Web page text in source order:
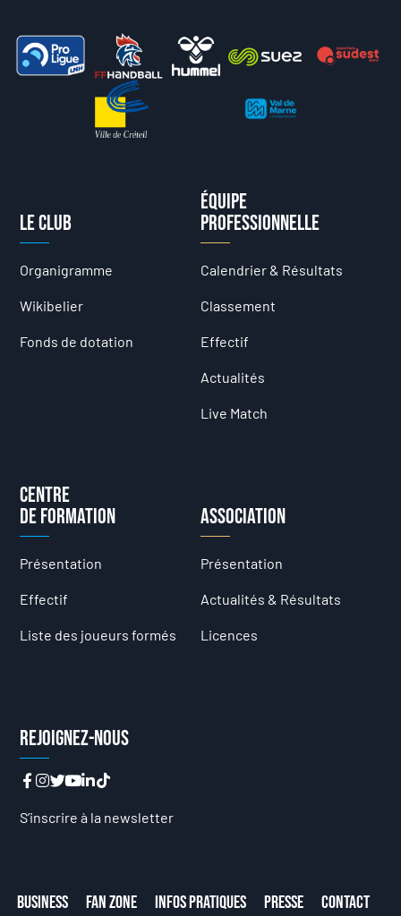
Le club
Organigramme
Wikibelier
Fonds de dotation
Équipe
professionnelle
Calendrier & Résultats
Classement
Effectif
Actualités
Live Match
Centre
de formation
Présentation
Effectif
Liste des joueurs formés
Association
Présentation
Actualités & Résultats
Licences
Rejoignez-nous
S’inscrire à la newsletter
Business Fan Zone Infos Pratiques Presse Contact